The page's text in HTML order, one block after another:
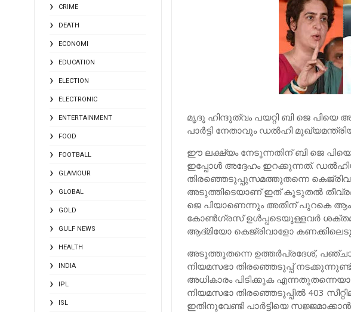
CRIME
DEATH
ECONOMI
EDUCATION
ELECTION
ELECTRONIC
ENTERTAINMENT
FOOD
FOOTBALL
GLAMOUR
GLOBAL
GOLD
GULF NEWS
HEALTH
INDIA
IPL
ISL
മൃദു ഹിന്ദുത്വം പയറ്റി ബി ജെ പിയെ
പാര്‍ട്ടി നേതാവും ഡല്‍ഹി
ഈ ലക്ഷ്യം നേടുന്നതിന് ബി ജെ
ഇപ്പോള്‍ അദ്ദേഹം ഇറക്കുന്നത്.
തിരഞ്ഞെടുപ്പുസമത്തുതന്നെ
അടുത്തിടെയാണ് ഇത് കൂടുതല്‍
ജെ പിയാണെന്നും അതിന് പുറകെ
കോണ്‍ഗ്രസ് ഉള്‍പ്പടെയുള്ളവര്‍
ആദ്‌മിയോ കെജ്‌രിവാളോ
അടുത്തുതന്നെ ഉത്തര്‍പ്രദേശ്,
നിയമസഭാ തിരഞ്ഞെടുപ്പ്
അധികാരം പിടിക്കുക
നിയമസഭാ തിരഞ്ഞെടുപ്പില്‍ 403
ഇതിനുവേണ്ടി പാര്‍ട്ടിയെ